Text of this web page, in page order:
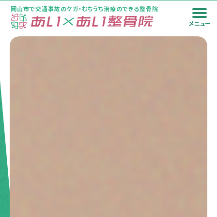
岡山市で交通事故のケガ・むちうち治療のできる整骨院
メニュー
トップページ